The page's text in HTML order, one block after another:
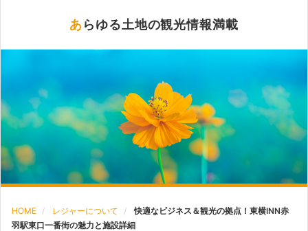
あらゆる土地の観光情報満載
HOME レジャーについて
快適なビジネス＆観光の拠点！東横INN赤
羽駅東口一番街の魅力と施設詳細